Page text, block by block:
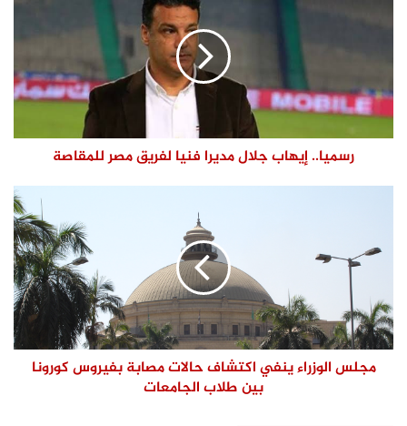
رسميا.. إيهاب جلال مديرا فنيا لفريق مصر للمقاصة
مجلس الوزراء ينفي اكتشاف حالات مصابة بفيروس كورونا
بين طلاب الجامعات